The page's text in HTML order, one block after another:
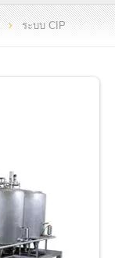
ระบบ CIP